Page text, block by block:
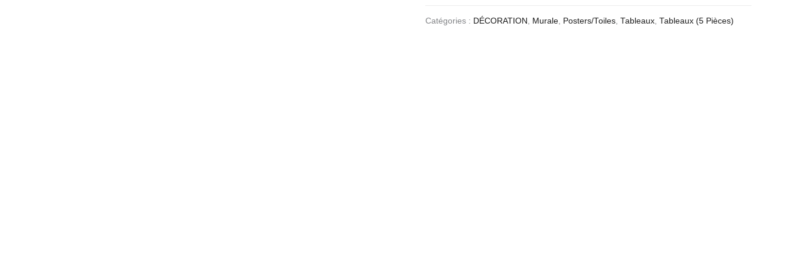
Catégories : DÉCORATION , Murale, Posters/Toiles, Tableaux, Tableaux (5 Pièces)